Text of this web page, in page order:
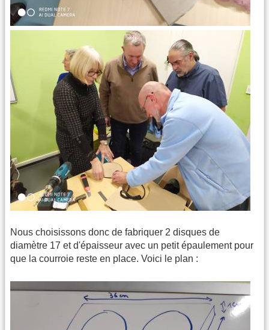
Nous choisissons donc de fabriquer 2 disques de
diamètre 17 et d'épaisseur avec un petit épaulement pour
que la courroie reste en place. Voici le plan :